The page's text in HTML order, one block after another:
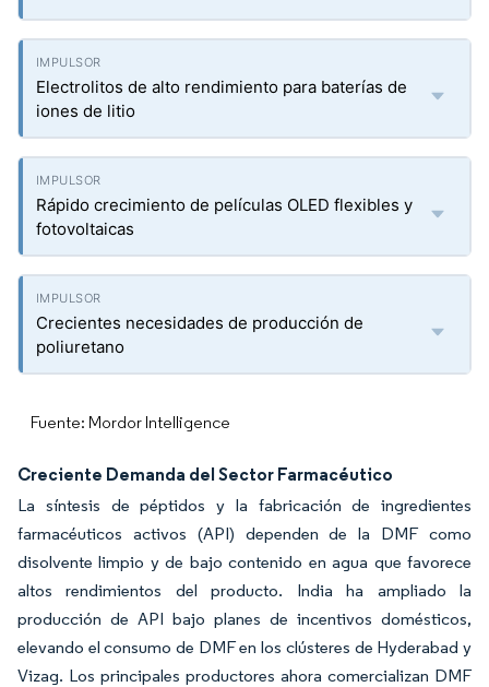
Electrolitos de alto rendimiento para baterías de
iones de litio
Rápido crecimiento de películas OLED flexibles y
fotovoltaicas
Crecientes necesidades de producción de
poliuretano
Fuente: Mordor Intelligence
Creciente Demanda del Sector Farmacéutico
La síntesis de péptidos y la fabricación de ingredientes
farmacéuticos activos (API) dependen de la DMF como
disolvente limpio y de bajo contenido en agua que favorece
altos rendimientos del producto. India ha ampliado la
producción de API bajo planes de incentivos domésticos,
elevando el consumo de DMF en los clústeres de Hyderabad y
Vizag. Los principales productores ahora comercializan DMF